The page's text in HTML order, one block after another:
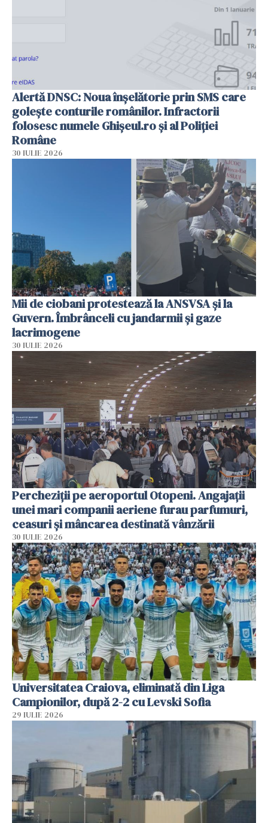
Alertă DNSC: Noua înșelătorie prin SMS care
golește conturile românilor. Infractorii
folosesc numele Ghișeul.ro și al Poliției
Române
30 IULIE 2026
Mii de ciobani protestează la ANSVSA și la
Guvern. Îmbrânceli cu jandarmii și gaze
lacrimogene
30 IULIE 2026
Percheziții pe aeroportul Otopeni. Angajații
unei mari companii aeriene furau parfumuri,
ceasuri și mâncarea destinată vânzării
30 IULIE 2026
Universitatea Craiova, eliminată din Liga
Campionilor, după 2-2 cu Levski Sofia
29 IULIE 2026